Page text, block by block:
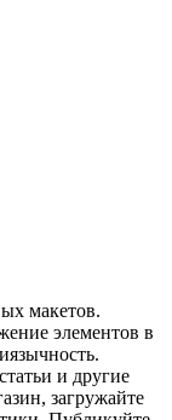
макетов.
элементов в
и другие
загружайте